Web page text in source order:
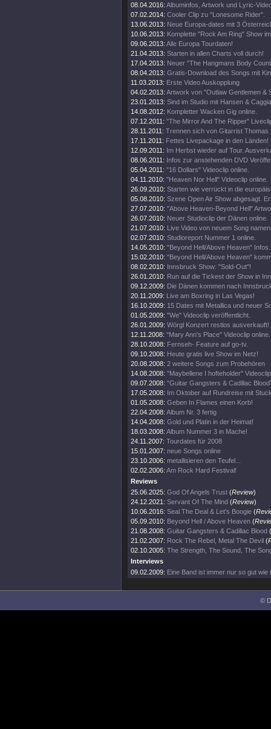
08.04.2016: Albuminfos, Artwork und Lyric-
07.02.2014: Cooler Clip zu "Lonesome Rider".
13.06.2013: Neue Europa-dates mit 3
10.06.2013: Komplette "Rock Am Ring" Show
09.06.2013: Alle Europa Tourdaten!
21.04.2013: Starten in allen Charts voll durch!
17.04.2013: Neuer "The Hangmans Body
08.04.2013: Gratis-Download des Songs mit
11.03.2013: Erste Video Auskopplung
04.02.2013: Artwork von "Outlaw Gentlemen &
23.01.2013: Sind im Studio mit Hansen &
14.08.2012: Kompletter Wacken Gig online.
07.12.2011: "The Mirror And The Ripper"
28.11.2011: Trennen sich von Gitarrist Thomas
17.11.2011: Fettes Livepackage in den Länden!
12.09.2011: Im Herbst wieder auf Tour.
08.06.2011: Infos zur anstehenden DVD
05.04.2011: "16 Dollars" Videoclip online.
04.11.2010: "Heaven Nor Hell" Videoclip online.
26.09.2010: Starten wie verrückt in die
05.08.2010: Szene Open Air Show abgesagt.
27.07.2010: "Above Heaven-Beyond Hell"
26.07.2010: Neuer Studioclip der Dänen online.
21.07.2010: Live Video von neuem Song
02.07.2010: Studioreport Nummer 1 online.
14.05.2010: "Beyond Hell/Above Heaven"
15.02.2010: "Beyond Hell/Above Heaven"
08.02.2010: Innsbruck Show: "Sold-Out"!
26.01.2010: Run auf die Tickest der Show in
09.12.2009: Die Dänen kommen nach
20.11.2009: Live am Boxring in Las Vegas!
16.10.2009: 15 Dates mit Metallica und neuer
01.05.2009: "We" Videoclip veröffentlicht.
26.01.2009: Wörgl Konzert restlos ausverkauft!
12.11.2008: "Mary Ann's Place" Videoclip online.
28.10.2008: Fernseh- Feature auf go-tv.
09.10.2008: Heute gratis live Show im Netz!
20.08.2008: 2 weitere Songs zum Probehören
14.08.2008: "Maybellene I hofteholder"
09.07.2008: "Guitar Gangsters & Cadillac
17.05.2008: Im Oktober auf Rundreise mit
01.05.2008: Geben In Flames einen Korb!
22.04.2008: Album Nr. 3 fertig
14.04.2008: Gold und Platin in der Heimat!
18.03.2008: Album Nummer 3 in Mache!
24.11.2007: Tourdates für 2008
15.01.2007: neue Songs online
23.10.2006: metallisieren den Teufel...
02.02.2006: Am Rock Hard Festival!
Reviews
25.06.2025: God Of Angels Trust (Review)
24.12.2021: Servant Of The Mind (Review)
10.06.2016: Seal The Deal & Let's Boogie (
05.09.2010: Beyond Hell / Above Heaven (
21.08.2008: Guitar Gangsters & Cadillac Blood (
21.02.2007: Rock The Rebel, Metal The Devil (
02.10.2005: The Strength, The Sound, The
Interviews
09.02.2009: Eine Band ist immer nur so gut wie
©